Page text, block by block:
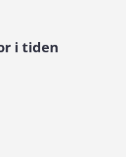
i tiden